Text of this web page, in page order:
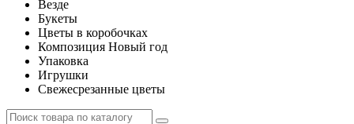
Везде
Букеты
Цветы в коробочках
Композиция Новый год
Упаковка
Игрушки
Свежесрезанные цветы